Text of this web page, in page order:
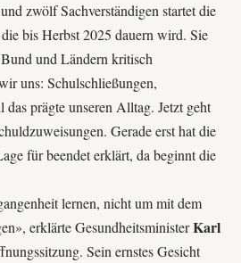
zwölf Sachverständigen startet die
bis Herbst 2025 dauern wird. Sie
und Ländern kritisch
uns: Schulschließungen,
prägte unseren Alltag. Jetzt geht
Gerade erst hat die
für beendet erklärt, da beginnt die
lernen, nicht um mit dem
erklärte GesundheitsministerKarl
Sein ernstes Gesicht